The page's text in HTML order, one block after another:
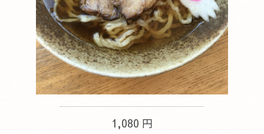
1,080 円